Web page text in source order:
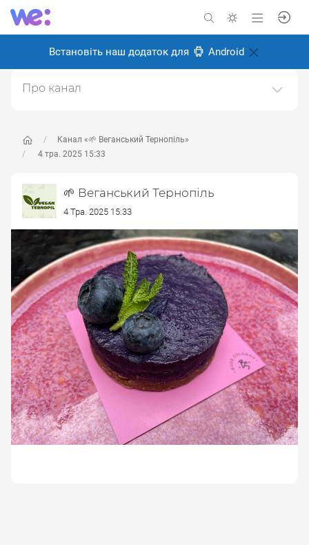
Встановіть наш додаток для Android
Канал «🌱 Веганський Тернопіль»
4 тра. 2025 15:33
🌱 Веганський Тернопіль
4 Тра. 2025 15:33
Про канал
і робимо місто більш веган дружнім.Щоб
запропонувати новину пишіть адмінці
https://instagram.com/vegan.teДзеркало тґ-каналу.
Створено: 28 травня 2024
Відповідальні:ліза м